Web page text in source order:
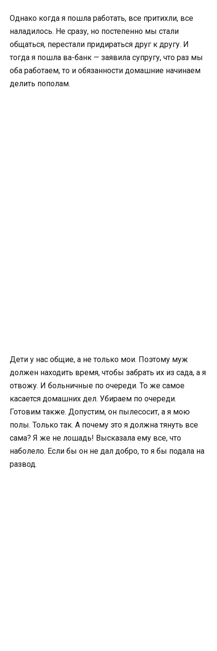
Однако когда я пошла работать, все притихли, все
наладилось. Не сразу, но постепенно мы стали
общаться, перестали придираться друг к другу. И
тогда я пошла ва-банк — заявила супругу, что раз мы
оба работаем, то и обязанности домашние начинаем
делить пополам.
Дети у нас общие, а не только мои. Поэтому муж
должен находить время, чтобы забрать их из сада, а я
отвожу. И больничные по очереди. То же самое
касается домашних дел. Убираем по очереди.
Готовим также. Допустим, он пылесосит, а я мою
полы. Только так. А почему это я должна тянуть все
сама? Я же не лошадь! Высказала ему все, что
наболело. Если бы он не дал добро, то я бы подала на
развод.